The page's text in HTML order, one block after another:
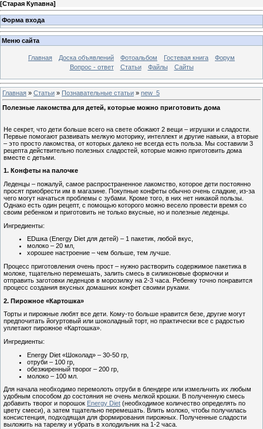
[Старая Купавна]
Форма входа
Меню сайта
Главная Доска объявлений Фотоальбом Гостевая книга
Форум
Вопрос - ответ
Статьи Файлы Сайты
Главная » Статьи » Познавательные статьи » new_5
Полезные лакомства для детей, которые можно приготовить дома
Не секрет, что дети больше всего на свете обожают 2 вещи – игрушки и сладости.
Первые помогают развивать мелкую моторику, интеллект и другие навыки, а вторые
– это просто лакомства, от которых далеко не всегда есть польза. Мы составили 3
рецепта действительно полезных сладостей, которые можно приготовить дома
вместе с детьми.
1. Конфеты на палочке
Леденцы – пожалуй, самое распространенное лакомство, которое дети постоянно
просят приобрести им в магазине. Покупные конфеты обычно очень сладкие, из-за
чего могут начаться проблемы с зубами. Кроме того, в них нет никакой пользы.
Однако есть один рецепт, с помощью которого можно весело провести время со
своим ребенком и приготовить не только вкусные, но и полезные леденцы.
Ингредиенты:
EDшка (Energy Diet для детей) – 1 пакетик, любой вкус,
молоко – 20 мл,
хорошее настроение – чем больше, тем лучше.
Процесс приготовления очень прост – нужно растворить содержимое пакетика в
молоке, тщательно перемешать, залить смесь в силиконовые формочки и
отправить заготовки леденцов в морозилку на 2-3 часа. Ребенку точно понравится
процесс создания вкусных домашних конфет своими руками.
2. Пирожное «Картошка»
Торты и пирожные любят все дети. Кому-то больше нравится безе, другие могут
предпочитать йогуртовый или шоколадный торт, но практически все с радостью
уплетают пирожное «Картошка».
Ингредиенты:
Energy Diet «Шоколад» – 30-50 гр,
отруби – 100 гр,
обезжиренный творог – 200 гр,
молоко – 100 мл.
Для начала необходимо перемолоть отруби в блендере или измельчить их любым
удобным способом до состояния не очень мелкой крошки. В полученную смесь
добавить творог и порошок Energy Diet (необходимое количество определять по
цвету смеси), а затем тщательно перемешать. Влить молоко, чтобы получилась
консистенция, подходящая для формирования пирожных. Полученные сладости
выложить на тарелку и убрать в холодильник на 1-2 часа.